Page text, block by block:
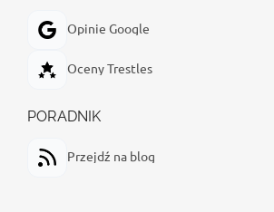
Opinie Google
Oceny Trestles
PORADNIK
Przejdź na blog